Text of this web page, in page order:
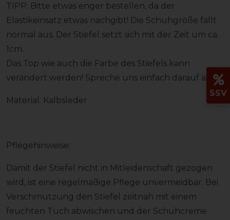
TIPP: Bitte etwas enger bestellen, da der
Elastikeinsatz etwas nachgibt! Die Schuhgröße fällt
normal aus. Der Stiefel setzt sich mit der Zeit um ca.
1cm.
Das Top wie auch die Farbe des Stiefels kann
verändert werden! Spreche uns einfach darauf an!
Material: Kalbsleder
Pflegehinweise:
Damit der Stiefel nicht in Mitleidenschaft gezogen
wird, ist eine regelmäßige Pflege unvermeidbar. Bei
Verschmutzung den Stiefel zeitnah mit einem
feuchten Tuch abwischen und der Schuhcreme
SSV